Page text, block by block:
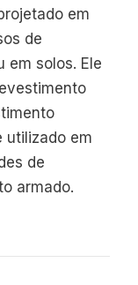
em
de
em solos. Ele
utilizado em
de
armado.